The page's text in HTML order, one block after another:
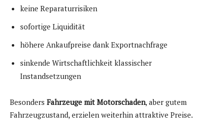
keine Reparaturrisiken
sofortige Liquidität
höhere Ankaufpreise dank Exportnachfrage
sinkende Wirtschaftlichkeit klassischer
Instandsetzungen
Besonders Fahrzeuge mit Motorschaden, aber gutem
Fahrzeugzustand, erzielen weiterhin attraktive Preise.